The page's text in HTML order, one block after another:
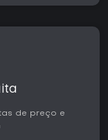
de preço e